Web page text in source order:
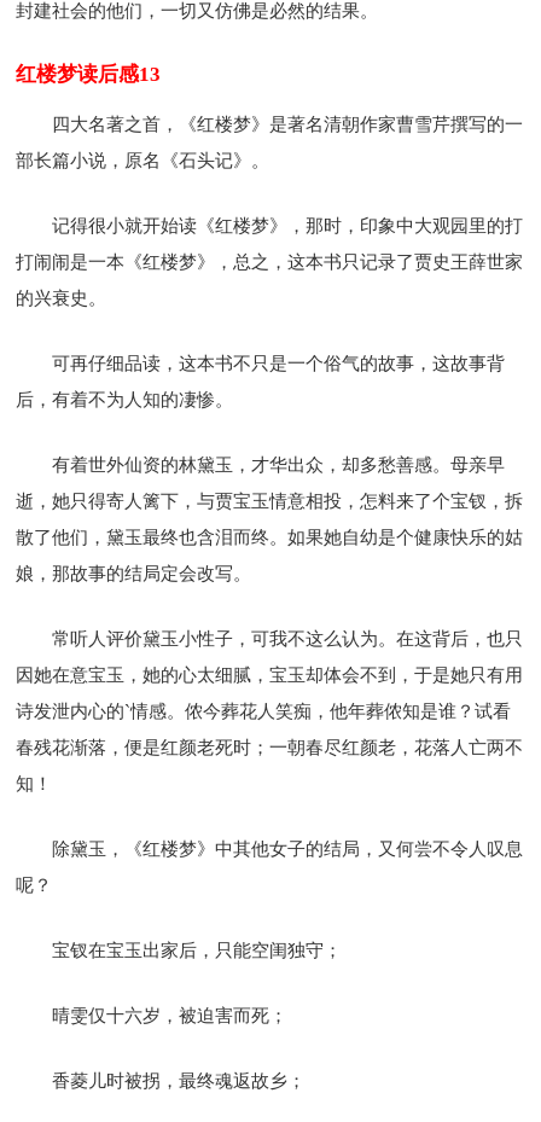
封建社会的他们，一切又仿佛是必然的结果。
红楼梦读后感13
四大名著之首，《红楼梦》是著名清朝作家曹雪芹撰写的一
部长篇小说，原名《石头记》。
记得很小就开始读《红楼梦》，那时，印象中大观园里的打
打闹闹是一本《红楼梦》，总之，这本书只记录了贾史王薛世家
的兴衰史。
可再仔细品读，这本书不只是一个俗气的故事，这故事背
后，有着不为人知的凄惨。
有着世外仙资的林黛玉，才华出众，却多愁善感。母亲早
逝，她只得寄人篱下，与贾宝玉情意相投，怎料来了个宝钗，拆
散了他们，黛玉最终也含泪而终。如果她自幼是个健康快乐的姑
娘，那故事的结局定会改写。
常听人评价黛玉小性子，可我不这么认为。在这背后，也只
因她在意宝玉，她的心太细腻，宝玉却体会不到，于是她只有用
诗发泄内心的`情感。侬今葬花人笑痴，他年葬侬知是谁？试看
春残花渐落，便是红颜老死时；一朝春尽红颜老，花落人亡两不
知！
除黛玉，《红楼梦》中其他女子的结局，又何尝不令人叹息
呢？
宝钗在宝玉出家后，只能空闺独守；
晴雯仅十六岁，被迫害而死；
香菱儿时被拐，最终魂返故乡；